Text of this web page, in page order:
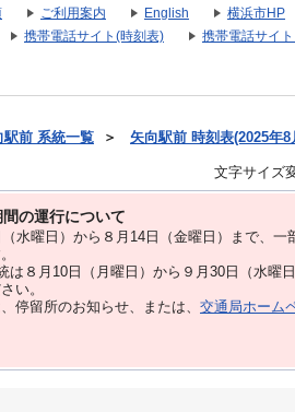
ご利用案内 English 横浜市HP
携帯電話サイト(時刻表) 携帯電話サイト
駅前 系統一覧 ＞ 矢向駅前 時刻表(2025年8
文字サイズ
の運行について
水曜日）から８⽉14⽇（金曜日）まで、⼀
８月10日（月曜日）から９月30日（水曜日
い。
停留所のお知らせ、または、 交通局ホーム